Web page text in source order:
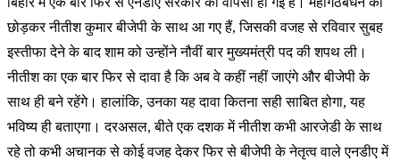
छोड़कर नीतीश कुमार बीजेपी के साथ आ गए हैं, जिसकी वजह से रविवार सुबह
इस्तीफा देने के बाद शाम को उन्होंने नौवीं बार मुख्यमंत्री पद की शपथ ली।
नीतीश का एक बार फिर से दावा है कि अब वे कहीं नहीं जाएंगे और बीजेपी के
साथ ही बने रहेंगे। हालांकि, उनका यह दावा कितना सही साबित होगा, यह
भविष्य ही बताएगा। दरअसल, बीते एक दशक में नीतीश कभी आरजेडी के साथ
रहे तो कभी अचानक से कोई वजह देकर फिर से बीजेपी के नेतृत्व वाले एनडीए में